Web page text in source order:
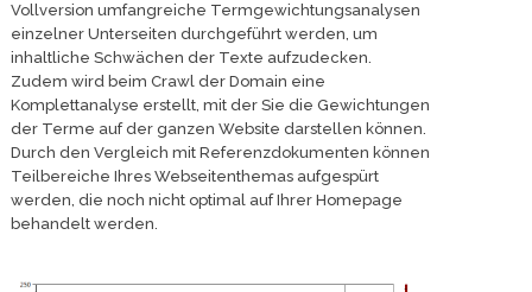
Vollversion umfangreiche Termgewichtungsanalysen
einzelner Unterseiten durchgeführt werden, um
inhaltliche Schwächen der Texte aufzudecken.
Zudem wird beim Crawl der Domain eine
Komplettanalyse erstellt, mit der Sie die Gewichtungen
der Terme auf der ganzen Website darstellen können.
Durch den Vergleich mit Referenzdokumenten können
Teilbereiche Ihres Webseitenthemas aufgespürt
werden, die noch nicht optimal auf Ihrer Homepage
behandelt werden.